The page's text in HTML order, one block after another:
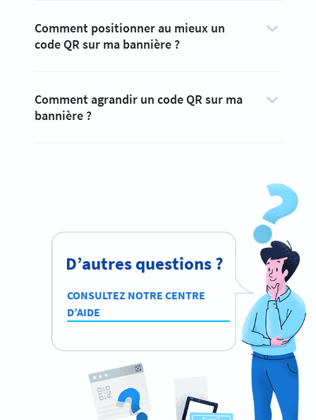
Comment positionner au mieux un
code QR sur ma bannière ?
Comment agrandir un code QR sur ma
bannière ?
D’autres questions ?
CONSULTEZ NOTRE CENTRE
D’AIDE